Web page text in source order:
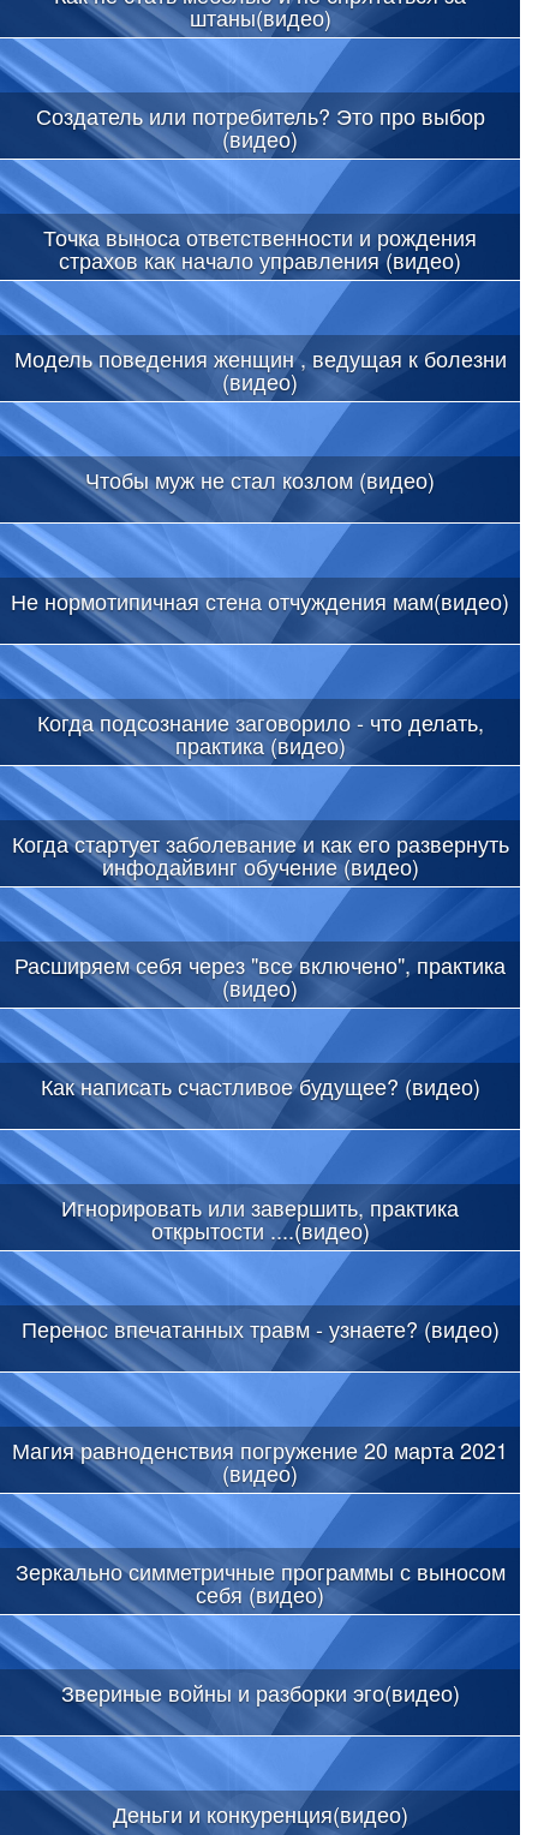
штаны(видео)
Создатель или потребитель? Это про выбор
(видео)
Точка выноса ответственности и рождения
страхов как начало управления (видео)
Модель поведения женщин , ведущая к болезни
(видео)
Чтобы муж не стал козлом (видео)
Не нормотипичная стена отчуждения мам(видео)
Когда подсознание заговорило - что делать,
практика (видео)
Когда стартует заболевание и как его развернуть
инфодайвинг обучение (видео)
Расширяем себя через "все включено", практика
(видео)
Как написать счастливое будущее? (видео)
Игнорировать или завершить, практика
открытости ....(видео)
Перенос впечатанных травм - узнаете? (видео)
Магия равноденствия погружение 20 марта 2021
(видео)
Зеркально симметричные программы с выносом
себя (видео)
Звериные войны и разборки эго(видео)
Деньги и конкуренция(видео)